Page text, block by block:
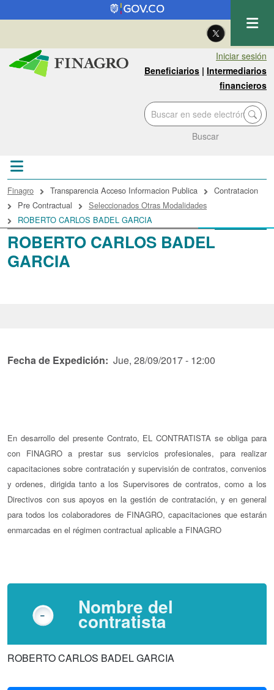
Pasar al contenido principal
| Eng
Iniciar sesión
Beneficiarios | Intermediarios
financieros
Buscar
ROBERTO CARLOS BADEL
GARCIA
enlaces de ayuda a la
Finagro Transparencia Acceso Informacion Publica
Contratacion
Pre Contractual
Seleccionados Otras Modalidades
ROBERTO CARLOS BADEL GARCIA
Fecha de Expedición Jue, 28/09/2017 - 12:00
En desarrollo del presente Contrato, EL CONTRATISTA se obliga para
con FINAGRO a prestar sus servicios profesionales, para realizar
capacitaciones sobre contratación y supervisión de contratos, convenios
y ordenes, dirigida tanto a los Supervisores de contratos, como a los
Directivos con sus apoyos en la gestión de contratación, y en general
para todos los colaboradores de FINAGRO, capacitaciones que estarán
enmarcadas en el régimen contractual aplicable a FINAGRO
Nombre del
contratista
ROBERTO CARLOS BADEL GARCIA